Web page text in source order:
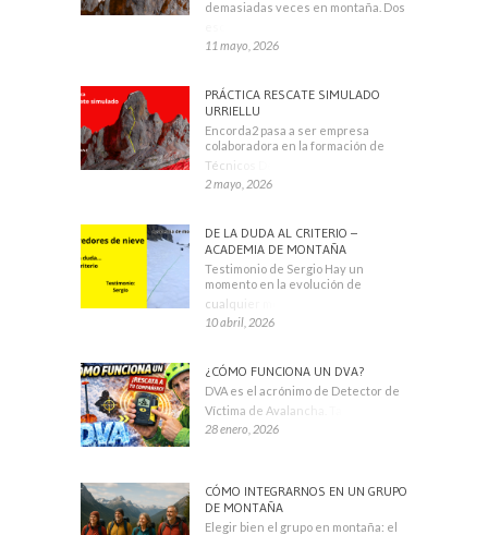
demasiadas veces en montaña. Dos
11 mayo, 2026
PRÁCTICA RESCATE SIMULADO
URRIELLU
Encorda2 pasa a ser empresa
colaboradora en la formación de
Técnicos Deportivos
2 mayo, 2026
DE LA DUDA AL CRITERIO –
ACADEMIA DE MONTAÑA
Testimonio de Sergio Hay un
momento en la evolución de
cualquier montañero
10 abril, 2026
¿CÓMO FUNCIONA UN DVA?
DVA es el acrónimo de Detector de
Víctima de Avalancha. También se
28 enero, 2026
CÓMO INTEGRARNOS EN UN GRUPO
DE MONTAÑA
Elegir bien el grupo en montaña: el